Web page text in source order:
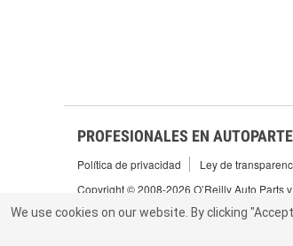
We use cookies on our website. By clicking
PROFESIONALES EN
Política de privacidad
Ley de
Copyright © 2008-2026 O’Reilly Auto Parts
We use cookies on our website. By clicking